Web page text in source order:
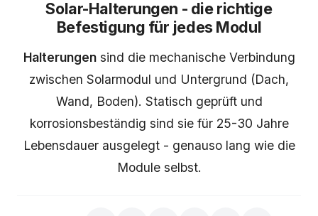
Solar-Halterungen - die richtige
Befestigung für jedes Modul
Halterungensind die mechanische Verbindung
zwischen Solarmodul und Untergrund (Dach,
Wand, Boden). Statisch geprüft und
korrosionsbeständig sind sie für 25-30 Jahre
Lebensdauer ausgelegt - genauso lang wie die
Module selbst.